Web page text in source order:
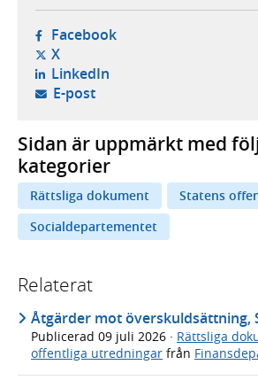
Facebook- öppnas i ny flik,
X- öppnas i ny flik, extern
LinkedIn- öppnas i ny flik,
E-post- öppnar din e-postklient,
Sidan är uppmärkt med
kategorier
Rättsliga dokument
Statens
Socialdepartementet
Relaterat
Åtgärder mot överskuldsättning,
Publicerad 09 juli 2026 · Rättsliga
offentliga utredningar från